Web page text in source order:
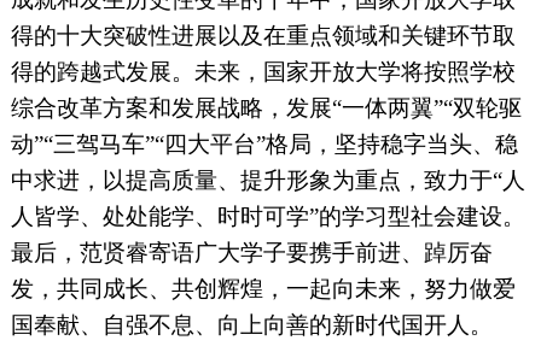
得的十大突破性进展以及在重点领域和关键环节取
得的跨越式发展。未来，国家开放大学将按照学校
综合改革方案和发展战略，发展“一体两翼”“双轮驱
动”“三驾马车”“四大平台”格局，坚持稳字当头、稳
中求进，以提高质量、提升形象为重点，致力于“人
人皆学、处处能学、时时可学”的学习型社会建设。
最后，范贤睿寄语广大学子要携手前进、踔厉奋
发，共同成长、共创辉煌，一起向未来，努力做爱
国奉献、自强不息、向上向善的新时代国开人。